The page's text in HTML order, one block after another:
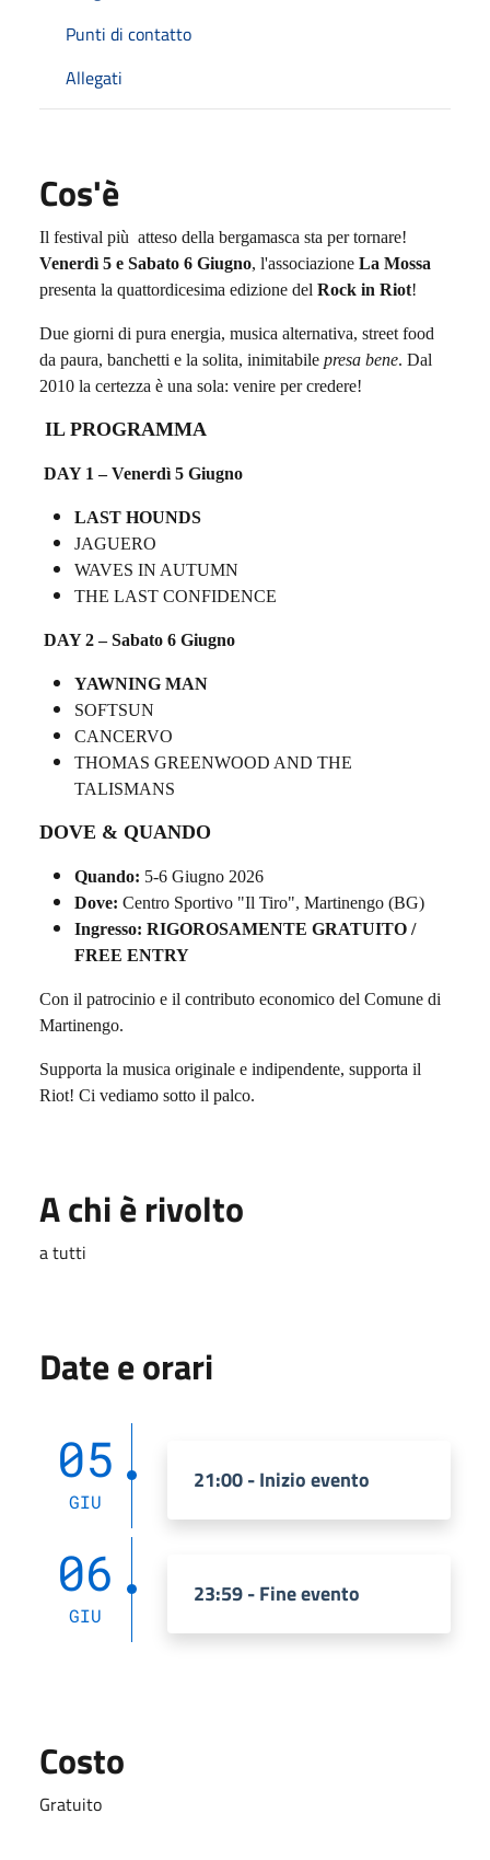
Punti di contatto
Allegati
Cos'è
Il festival più atteso della bergamasca sta per tornare!
Venerdì 5 e Sabato 6 Giugno, l'associazione La Mossa
presenta la quattordicesima edizione del Rock in Riot!
Due giorni di pura energia, musica alternativa, street food
da paura, banchetti e la solita, inimitabile presa bene. Dal
2010 la certezza è una sola: venire per credere!
IL PROGRAMMA
DAY 1 – Venerdì 5 Giugno
LAST HOUNDS
JAGUERO
WAVES IN AUTUMN
THE LAST CONFIDENCE
DAY 2 – Sabato 6 Giugno
YAWNING MAN
SOFTSUN
CANCERVO
THOMAS GREENWOOD AND THE
TALISMANS
DOVE & QUANDO
Quando: 5-6 Giugno 2026
Dove: Centro Sportivo "Il Tiro", Martinengo (BG)
Ingresso: RIGOROSAMENTE GRATUITO /
FREE ENTRY
Con il patrocinio e il contributo economico del Comune di
Martinengo.
Supporta la musica originale e indipendente, supporta il
Riot! Ci vediamo sotto il palco.
A chi è rivolto
a tutti
Date e orari
05
GIU
21:00 - Inizio evento
06
GIU
23:59 - Fine evento
Costo
Gratuito